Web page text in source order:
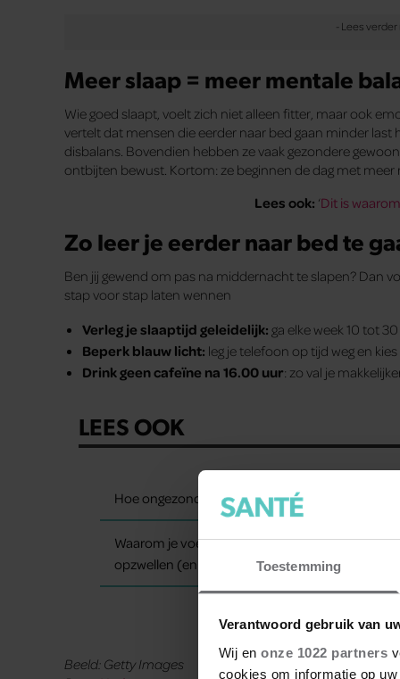
Toestemming
Verantwoord gebruik van
Wij en onze 1022 partners
cookies om informatie op
Meer slaap = meer mentale
Wie goed slaapt, voelt zich niet alleen fitter, maar ook
vertelt dat mensen die eerder naar bed gaan minder
disbalans. Bovendien hebben ze vaak gezondere
ontbijten bewust. Kortom: ze beginnen de dag met meer
Lees ook: ‘Dit is
Zo leer je eerder naar bed te
Ben jij gewend om pas na middernacht te slapen? Dan
stap voor stap laten wennen
Verleg je slaaptijd geleidelijk: ga elke week 10 tot
Beperk blauw licht: leg je telefoon op tijd weg en
Drink geen cafeïne na 16.00 uur: zo val je
LEES OOK
Hoe ongezond zijn ijsjes?
Waarom je voeten op warme dagen
opzwellen (en wat je eraan kunt doen)
Beeld: Getty Images